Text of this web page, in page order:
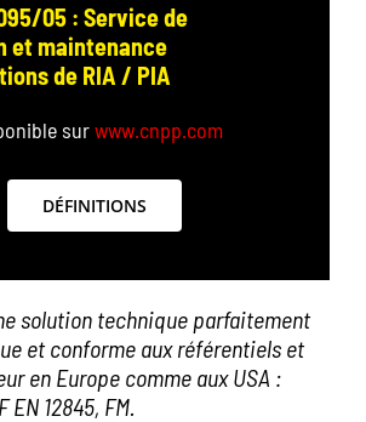
05 : Service de
et maintenance
de RIA / PIA
surwww.cnpp.com
DÉFINITIONS
solution technique parfaitement
et conforme aux référentiels et
en Europe comme aux USA :
EN 12845, FM.